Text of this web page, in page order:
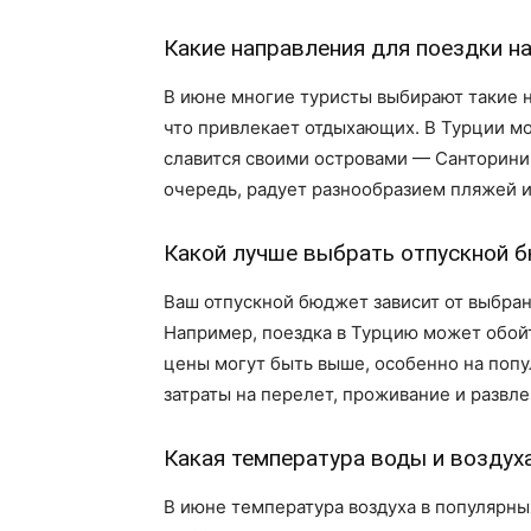
Какие направления для поездки
В июне многие туристы выбирают такие
что привлекает отдыхающих. В Турции
славится своими островами —
очередь, радует разнообразием пляжей
Какой лучше выбрать
Ваш отпускной бюджет зависит от
Например, поездка в Турцию может
цены могут быть выше, особенно на
затраты на перелет, проживание и
Какая температура воды и
В июне температура воздуха в